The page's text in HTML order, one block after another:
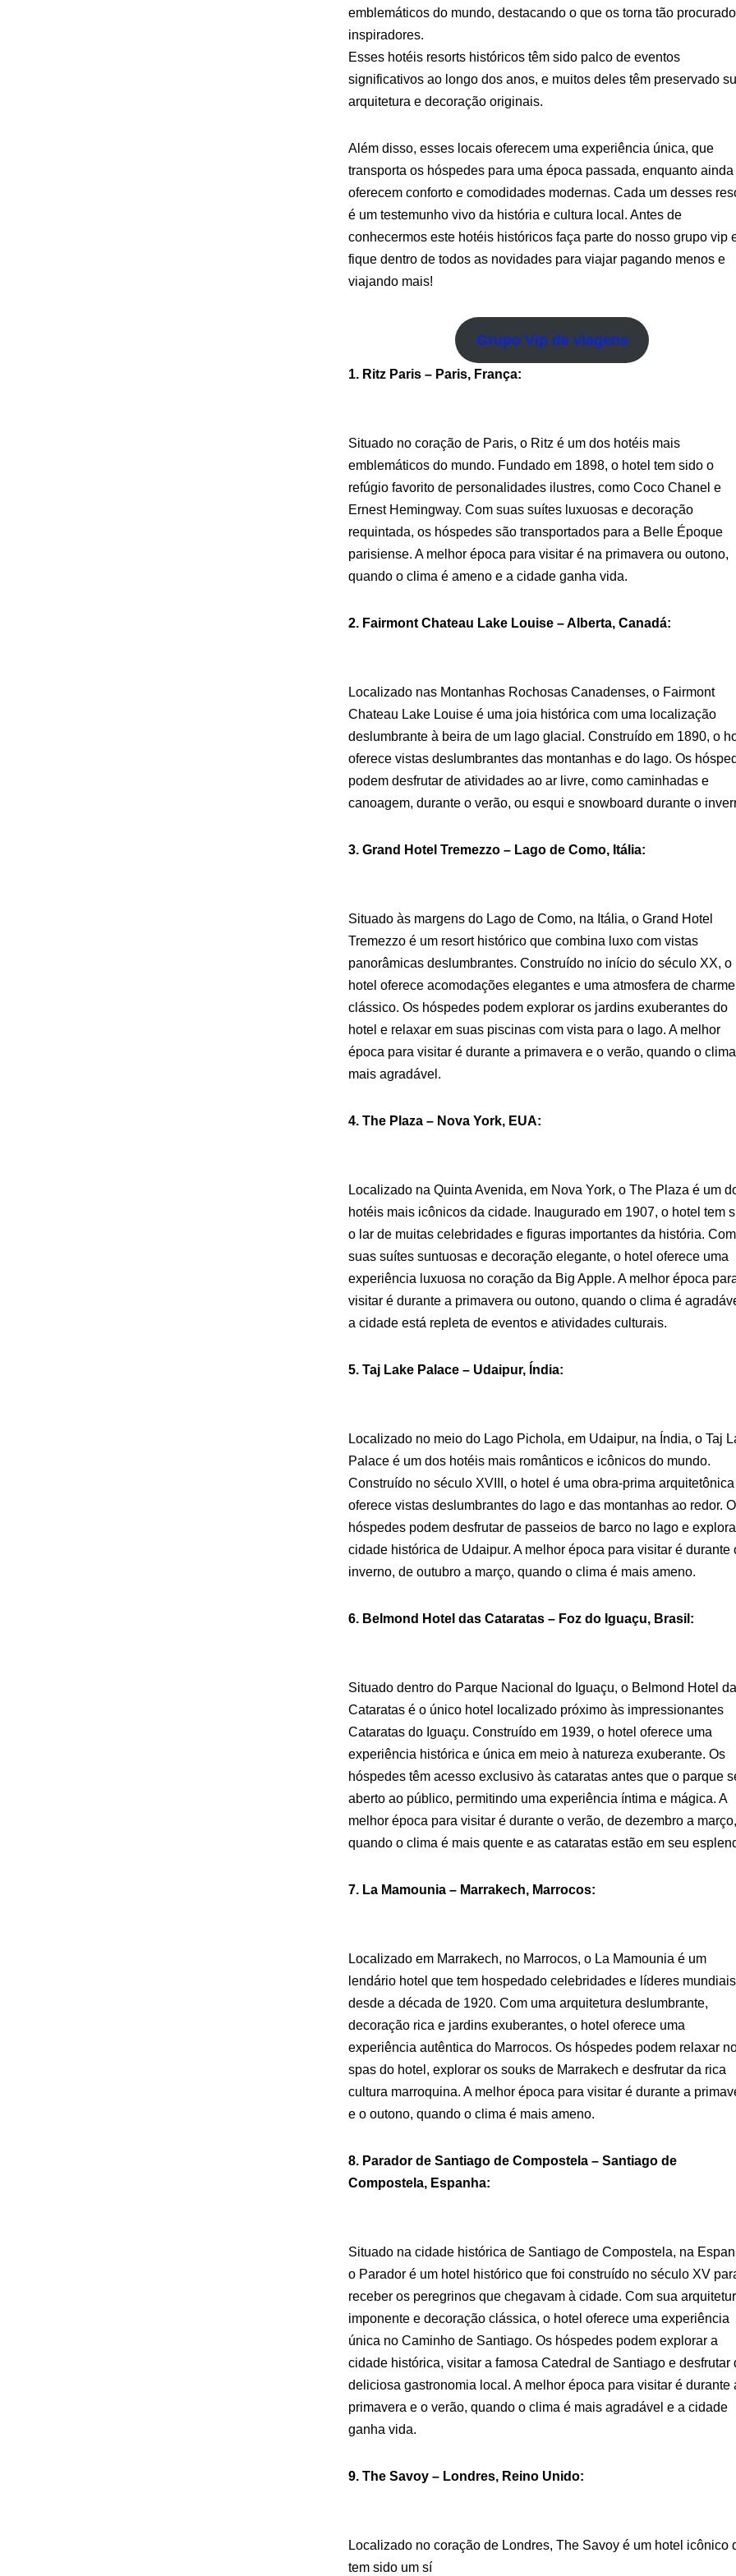
emblemáticos do mundo, destacando o que os torna tão
inspiradores.
Esses hotéis resorts históricos têm sido palco de eventos
significativos ao longo dos anos, e muitos deles têm preservado
arquitetura e decoração originais.
Além disso, esses locais oferecem uma experiência única, que
transporta os hóspedes para uma época passada, enquanto ainda
oferecem conforto e comodidades modernas. Cada um desses
é um testemunho vivo da história e cultura local. Antes de
conhecermos este hotéis históricos faça parte do nosso grupo vip
fique dentro de todos as novidades para viajar pagando menos e
viajando mais!
Grupo Vip de viagens
1. Ritz Paris – Paris, França:
Situado no coração de Paris, o Ritz é um dos hotéis mais
emblemáticos do mundo. Fundado em 1898, o hotel tem sido o
refúgio favorito de personalidades ilustres, como Coco Chanel e
Ernest Hemingway. Com suas suítes luxuosas e decoração
requintada, os hóspedes são transportados para a Belle Époque
parisiense. A melhor época para visitar é na primavera ou outono,
quando o clima é ameno e a cidade ganha vida.
2. Fairmont Chateau Lake Louise – Alberta, Canadá:
Localizado nas Montanhas Rochosas Canadenses, o Fairmont
Chateau Lake Louise é uma joia histórica com uma localização
deslumbrante à beira de um lago glacial. Construído em 1890, o
oferece vistas deslumbrantes das montanhas e do lago. Os
podem desfrutar de atividades ao ar livre, como caminhadas e
canoagem, durante o verão, ou esqui e snowboard durante o
3. Grand Hotel Tremezzo – Lago de Como, Itália:
Situado às margens do Lago de Como, na Itália, o Grand Hotel
Tremezzo é um resort histórico que combina luxo com vistas
panorâmicas deslumbrantes. Construído no início do século XX, o
hotel oferece acomodações elegantes e uma atmosfera de charme
clássico. Os hóspedes podem explorar os jardins exuberantes do
hotel e relaxar em suas piscinas com vista para o lago. A melhor
época para visitar é durante a primavera e o verão, quando o
mais agradável.
4. The Plaza – Nova York, EUA:
Localizado na Quinta Avenida, em Nova York, o The Plaza é um
hotéis mais icônicos da cidade. Inaugurado em 1907, o hotel tem
o lar de muitas celebridades e figuras importantes da história. Com
suas suítes suntuosas e decoração elegante, o hotel oferece uma
experiência luxuosa no coração da Big Apple. A melhor época
visitar é durante a primavera ou outono, quando o clima é
a cidade está repleta de eventos e atividades culturais.
5. Taj Lake Palace – Udaipur, Índia:
Localizado no meio do Lago Pichola, em Udaipur, na Índia, o Taj
Palace é um dos hotéis mais românticos e icônicos do mundo.
Construído no século XVIII, o hotel é uma obra-prima
oferece vistas deslumbrantes do lago e das montanhas ao redor.
hóspedes podem desfrutar de passeios de barco no lago e
cidade histórica de Udaipur. A melhor época para visitar é durante
inverno, de outubro a março, quando o clima é mais ameno.
6. Belmond Hotel das Cataratas – Foz do Iguaçu, Brasil:
Situado dentro do Parque Nacional do Iguaçu, o Belmond Hotel
Cataratas é o único hotel localizado próximo às impressionantes
Cataratas do Iguaçu. Construído em 1939, o hotel oferece uma
experiência histórica e única em meio à natureza exuberante. Os
hóspedes têm acesso exclusivo às cataratas antes que o parque
aberto ao público, permitindo uma experiência íntima e mágica. A
melhor época para visitar é durante o verão, de dezembro a março,
quando o clima é mais quente e as cataratas estão em seu
7. La Mamounia – Marrakech, Marrocos:
Localizado em Marrakech, no Marrocos, o La Mamounia é um
lendário hotel que tem hospedado celebridades e líderes mundiais
desde a década de 1920. Com uma arquitetura deslumbrante,
decoração rica e jardins exuberantes, o hotel oferece uma
experiência autêntica do Marrocos. Os hóspedes podem relaxar
spas do hotel, explorar os souks de Marrakech e desfrutar da rica
cultura marroquina. A melhor época para visitar é durante a
e o outono, quando o clima é mais ameno.
8. Parador de Santiago de Compostela – Santiago de
Compostela, Espanha:
Situado na cidade histórica de Santiago de Compostela, na
o Parador é um hotel histórico que foi construído no século XV
receber os peregrinos que chegavam à cidade. Com sua
imponente e decoração clássica, o hotel oferece uma experiência
única no Caminho de Santiago. Os hóspedes podem explorar a
cidade histórica, visitar a famosa Catedral de Santiago e desfrutar
deliciosa gastronomia local. A melhor época para visitar é durante
primavera e o verão, quando o clima é mais agradável e a cidade
ganha vida.
9. The Savoy – Londres, Reino Unido:
Localizado no coração de Londres, The Savoy é um hotel icônico
tem sido um sí